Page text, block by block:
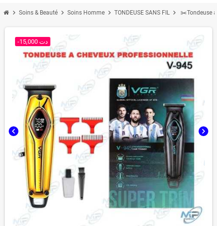
chevron_right Soins & Beauté chevron_right Soins Homme chevron_right TONDEUSE SANS FIL chevron_right ✂️Tondeuse à
chevron_left chevron_right
-15,000 دت